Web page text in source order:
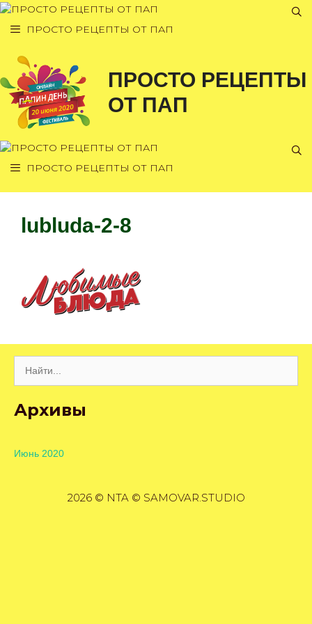
Перейти
ПРОСТО РЕЦЕПТЫ ОТ ПАП
ПРОСТО РЕЦЕПТЫ
ОТ ПАП
ПРОСТО РЕЦЕПТЫ ОТ ПАП
lubluda-2-8
Архивы
Июнь 2020
2026 © NTA © SAMOVAR.STUDIO